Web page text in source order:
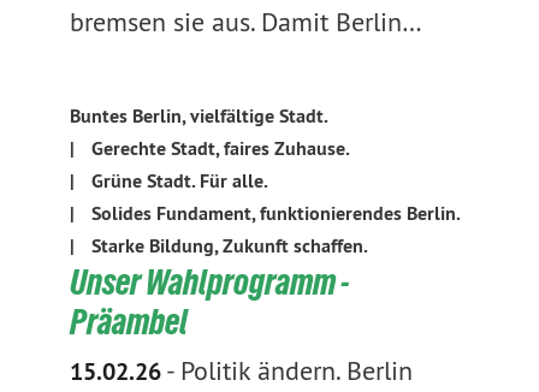
bremsen sie aus. Damit Berlin…
Buntes Berlin, vielfältige Stadt.
|
Gerechte Stadt, faires Zuhause.
|
Grüne Stadt. Für alle.
|
Solides Fundament, funktionierendes Berlin.
|
Starke Bildung, Zukunft schaffen.
Unser Wahlprogramm -
Präambel
15.02.26- Politik ändern. Berlin